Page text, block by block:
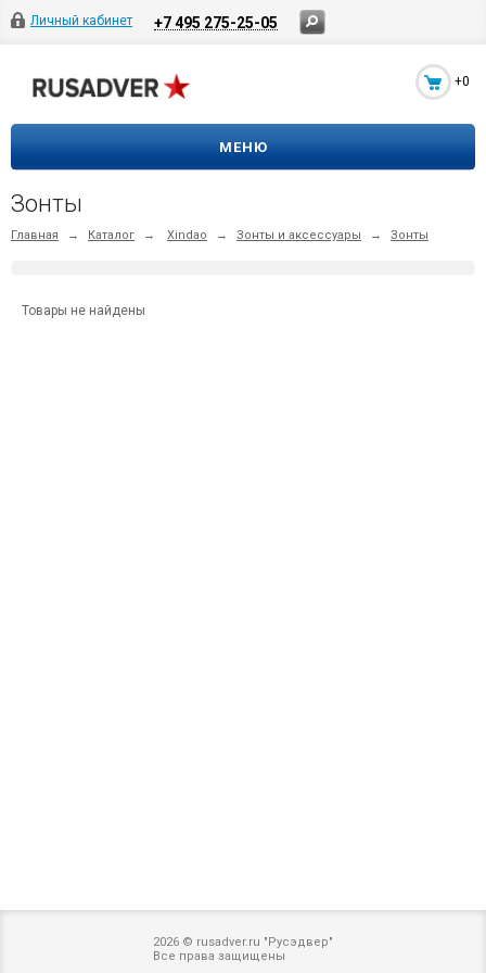
Личный кабинет +7 495 275-25-05
+0
МЕНЮ
Зонты
Главная → Каталог → Xindao → Зонты и аксессуары → Зонты
Товары не найдены
2026 © rusadver.ru "Русэдвер"
Все права защищены